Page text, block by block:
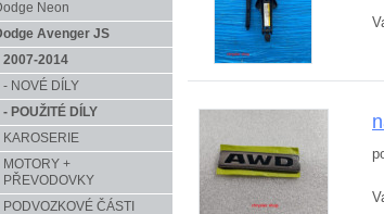
Neon
Avenger JS
2007-2014
- NOVÉ DÍLY
- POUŽITÉ DÍLY
KAROSERIE
MOTORY +
PŘEVODOVKY
PODVOZKOVÉ ČÁSTI